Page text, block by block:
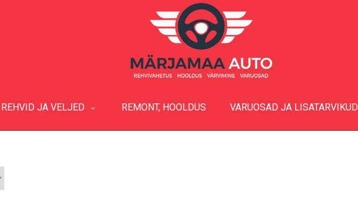
REHVID JA VELJED REMONT, HOOLDUS VARUOSAD JA LISATARVIKUD